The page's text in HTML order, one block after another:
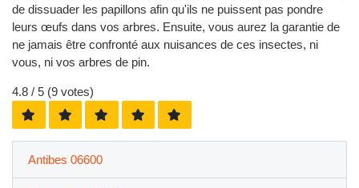
de dissuader les papillons afin qu'ils ne puissent pas pondre
leurs œufs dans vos arbres. Ensuite, vous aurez la garantie de
ne jamais être confronté aux nuisances de ces insectes, ni
vous, ni vos arbres de pin.
4.8 / 5 (9 votes)
Antibes 06600